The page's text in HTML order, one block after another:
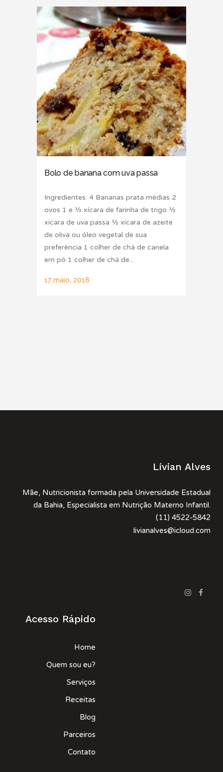
Bolo de banana com uva passa
Ingredientes: 4 Bananas prata médias 2
ovos 1 e ½ xícara de farinha de trigo ½
xícara de uva passa ½ xícara de azeite
de oliva ou óleo vegetal de sua
preferência 1 colher de chá de canela
em pó 1 colher de chá de...
17 maio, 2018
Lívian Alves
Mãe, Nutricionista formada pela Universidade Estadual
da Bahia, Especialista em Nutrição Materno Infantil.
(11) 4522-5842
livianalves@icloud.com
Acesso Rápido
Home
Quem sou eu?
Serviços
Receitas
Blog
Parceiros
Contato